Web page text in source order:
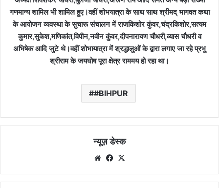
गणमान्य शामिल भी शामिल हुए।वहीं शोभयात्रा के साथ साथ श्रीमद् भागवत कथा
के आयोजन व्यवस्था के सुचारू संचालन में राजकिशोर कुंवर,चंद्रकिशोर,सत्यम
कुमार,सुकेश,मणिकांत,विपीन,नवीन कुंवर,दीपनारायण चौधरी,व्यास चौधरी व
अभिषेक आदि जुटे थे।वहीं शोभायात्रा में श्रद्धालुओं के द्वारा लगाए जा रहे प्रभु
श्रीराम के जयघोष पूरा क्षेत्र राममय हो रहा था।
#BIHPUR
न्यूज़ डेस्क
WebsiteFacebook